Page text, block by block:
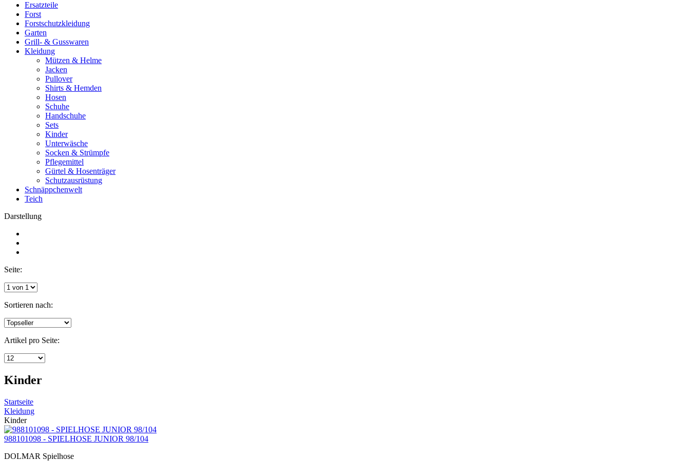
Ersatzteile
Forst
Forstschutzkleidung
Garten
Grill- & Gusswaren
Kleidung
Mützen & Helme
Jacken
Pullover
Shirts & Hemden
Hosen
Schuhe
Handschuhe
Sets
Kinder
Unterwäsche
Socken & Strümpfe
Pflegemittel
Gürtel & Hosenträger
Schutzausrüstung
Schnäppchenwelt
Teich
Darstellung
Seite:
Sortieren nach:
Artikel pro Seite:
Kinder
Startseite
Kleidung
Kinder
988101098 - SPIELHOSE JUNIOR 98/104
DOLMAR Spielhose